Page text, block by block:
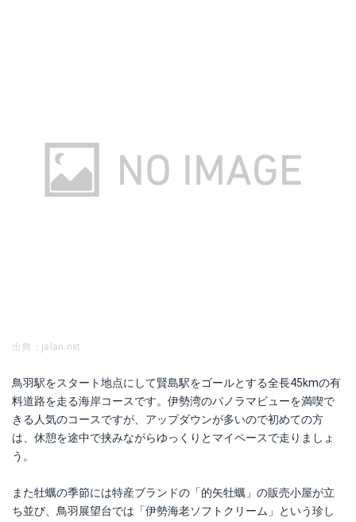
出典：jalan.net
鳥羽駅をスタート地点にして賢島駅をゴールとする全長45kmの有
料道路を走る海岸コースです。伊勢湾のパノラマビューを満喫で
きる人気のコースですが、アップダウンが多いので初めての方
は、休憩を途中で挟みながらゆっくりとマイペースで走りましょ
う。
また牡蠣の季節には特産ブランドの「的矢牡蠣」の販売小屋が立
ち並び、鳥羽展望台では「伊勢海老ソフトクリーム」という珍し